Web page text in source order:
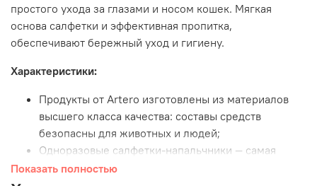
простого ухода за глазами и носом кошек. Мягкая
основа салфетки и эффективная пропитка,
обеспечивают бережный уход и гигиену.
Характеристики:
Продукты от Artero изготовлены из материалов
высшего класса качества: составы средств
безопасны для животных и людей;
Одноразовые салфетки-напальчники — самая
удобная и гигиеничная форма средства по уходу
Показать полностью